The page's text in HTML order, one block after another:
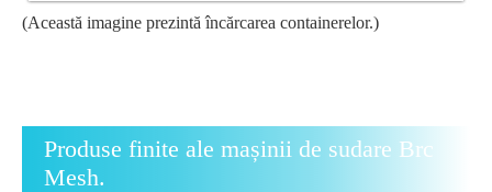
(Această imagine prezintă încărcarea containerelor.)
Produse finite ale mașinii de sudare Brc
Mesh.